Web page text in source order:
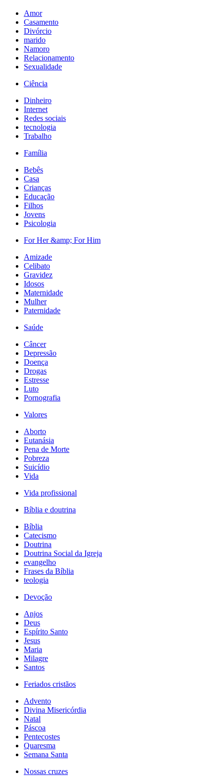
Amor
Casamento
Divórcio
marido
Namoro
Relacionamento
Sexualidade
Ciência
Dinheiro
Internet
Redes sociais
tecnologia
Trabalho
Família
Bebês
Casa
Crianças
Educação
Filhos
Jovens
Psicologia
For Her &amp; For Him
Amizade
Celibato
Gravidez
Idosos
Maternidade
Mulher
Paternidade
Saúde
Câncer
Depressão
Doença
Drogas
Estresse
Luto
Pornografia
Valores
Aborto
Eutanásia
Pena de Morte
Pobreza
Suicídio
Vida
Vida profissional
Bíblia e doutrina
Bíblia
Catecismo
Doutrina
Doutrina Social da Igreja
evangelho
Frases da Bíblia
teologia
Devoção
Anjos
Deus
Espírito Santo
Jesus
Maria
Milagre
Santos
Feriados cristãos
Advento
Divina Misericórdia
Natal
Páscoa
Pentecostes
Quaresma
Semana Santa
Nossas cruzes